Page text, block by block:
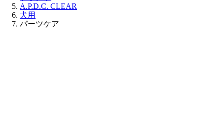
A.P.D.C. CLEAR
犬用
パーツケア